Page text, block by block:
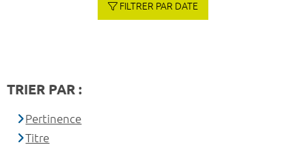
FILTRER PAR DATE
TRIER PAR :
Pertinence
Titre